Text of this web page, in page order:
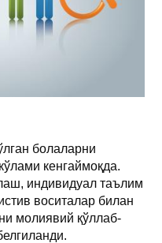
болаларни
кенгаймоқда.
индивидуал таълим
воситалар билан
молиявий қўллаб-